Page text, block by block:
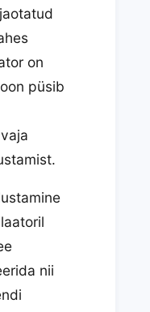
on
püsib
nii